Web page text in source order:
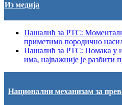
Из медија
Пашалић за РТС:
приметимо породично
Пашалић за РТС: Помака у
има, најважније је разбити
Национални механизам за